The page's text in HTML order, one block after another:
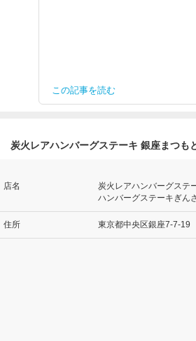
この記事を読む
炭火レアハンバーグステーキ 銀座まつも
店名
炭火レアハンバーグステ
ハンバーグステーキぎん
住所 東京都中央区銀座7-7-